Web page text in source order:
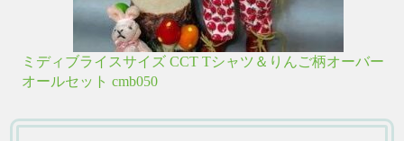
ミディブライスサイズ CCT Tシャツ＆りんご柄オーバー
オールセット cmb050